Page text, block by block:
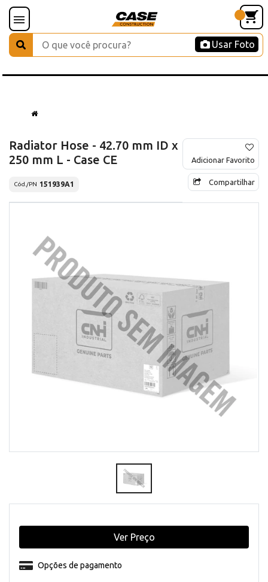
Usar Foto
Radiator Hose - 42.70 mm ID x
250 mm L - Case CE
Cód./PN 151939A1
Adicionar Favorito
Compartilhar
Opções de pagamento
Ver Preço